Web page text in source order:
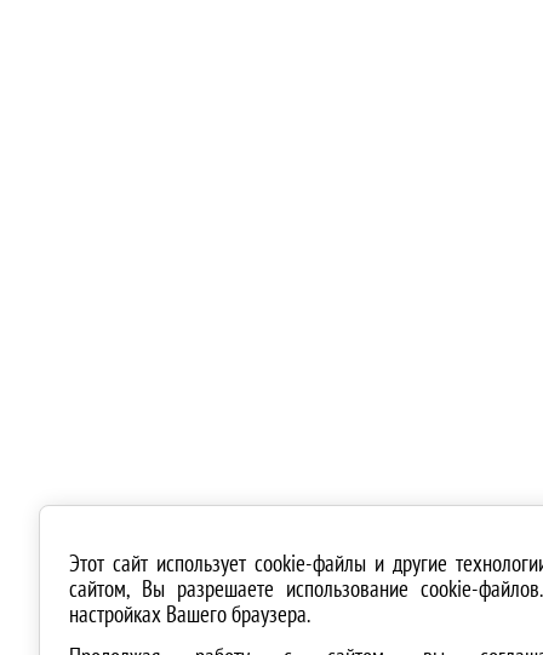
Этот сайт использует cookie-файлы и другие
сайтом, Вы разрешаете использование cookie-
настройках Вашего браузера.